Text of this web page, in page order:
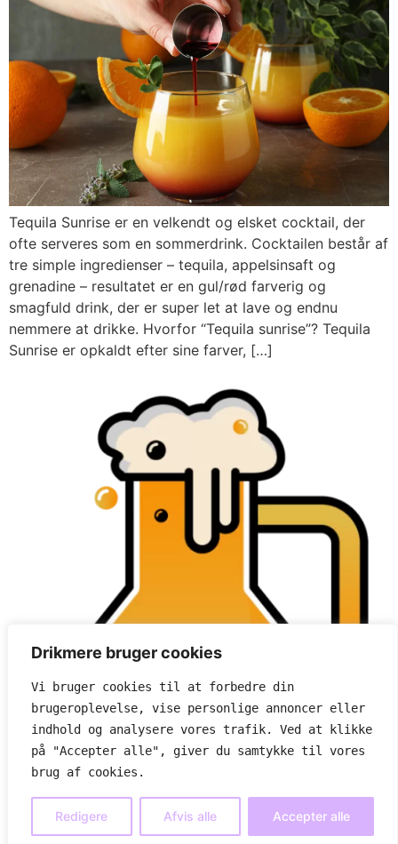
Drikmere bruger cookies
Vi bruger cookies til at forbedre din
brugeroplevelse, vise personlige annoncer eller
indhold og analysere vores trafik. Ved at klikke
på "Accepter alle", giver du samtykke til vores
brug af cookies.
Redigere Afvis alle Accepter alle
Tequila Sunrise er en velkendt og elsket cocktail, der
ofte serveres som en sommerdrink. Cocktailen består af
tre simple ingredienser – tequila, appelsinsaft og
grenadine – resultatet er en gul/rød farverig og
smagfuld drink, der er super let at lave og endnu
nemmere at drikke. Hvorfor “Tequila sunrise”? Tequila
Sunrise er opkaldt efter sine farver, […]
Læskende lækkerier ideer
Om os
Cookie- og privatlivspolitik
Alle rettigheder forbeholdes